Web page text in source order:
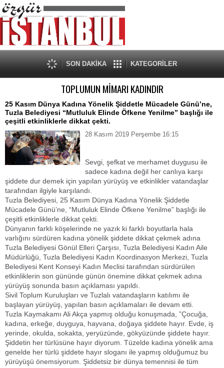
SON DAKİKA KATEGORİLER
TOPLUMUN MİMARI KADINDIR
25 Kasım Dünya Kadına Yönelik Şiddetle Mücadele Günü’ne,
Tuzla Belediyesi “Mutluluk Elinde Öfkene Yenilme” başlığı ile
çeşitli etkinliklerle dikkat çekti.
28 Kasım 2019 Perşembe 16:15
Sevgi, şefkat ve merhamet duygusu ile
sadece kadına değil her canlıya karşı
şiddete dur demek için yapılan yürüyüş ve etkinlikler vatandaşlar
tarafından ilgiyle karşılandı.
Tuzla Belediyesi, 25 Kasım Dünya Kadına Yönelik Şiddetle
Mücadele Günü’ne, “Mutluluk Elinde Öfkene Yenilme” başlığı ile
çeşitli etkinliklerle dikkat çekti.
Dünyanın farklı köşelerinde ne yazık ki farklı boyutlarla hala
varlığını sürdüren kadına yönelik şiddete dikkat çekmek adına
Tuzla Belediyesi Gönül Elleri Çarşısı, Tuzla Belediyesi Kadın Aile
Müdürlüğü, Tuzla Belediyesi Kadın Koordinasyon Merkezi, Tuzla
Belediyesi Kent Konseyi Kadın Meclisi tarafından sürdürülen
etkinliklerin son gününde günün önemine dikkat çekmek adına
yürüyüş sonunda basın açıklaması yapıldı.
Sivil Toplum Kuruluşları ve Tuzlalı vatandaşların katılımı ile
başlayan yürüyüş, yapılan basın açıklamaları ile devam etti.
Tuzla Kaymakamı Ali Akça yapmış olduğu konuşmada, ”Çocuğa,
kadına, erkeğe, duyguya, hayvana, doğaya şiddete hayır. Evde, iş
yerinde, okulda, sokakta, yeryüzünde, gökyüzünde şiddete hayır.
Şiddetin her türlüsüne hayır diyorum. Tüzelde kadına yönelik ama
genelde her türlü şiddete hayır sloganı ile yapmış olduğumuz bu
yürüyüşü önemsiyorum. Şiddetsiz bir dünya temennisi ile tüm